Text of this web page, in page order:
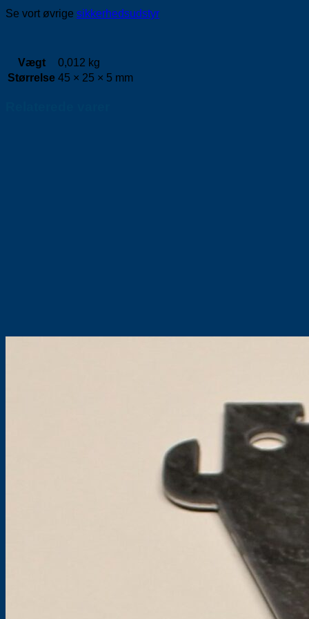
Se vort øvrige sikkerhedsudstyr
Vægt
0,012 kg
Størrelse 45 × 25 × 5 mm